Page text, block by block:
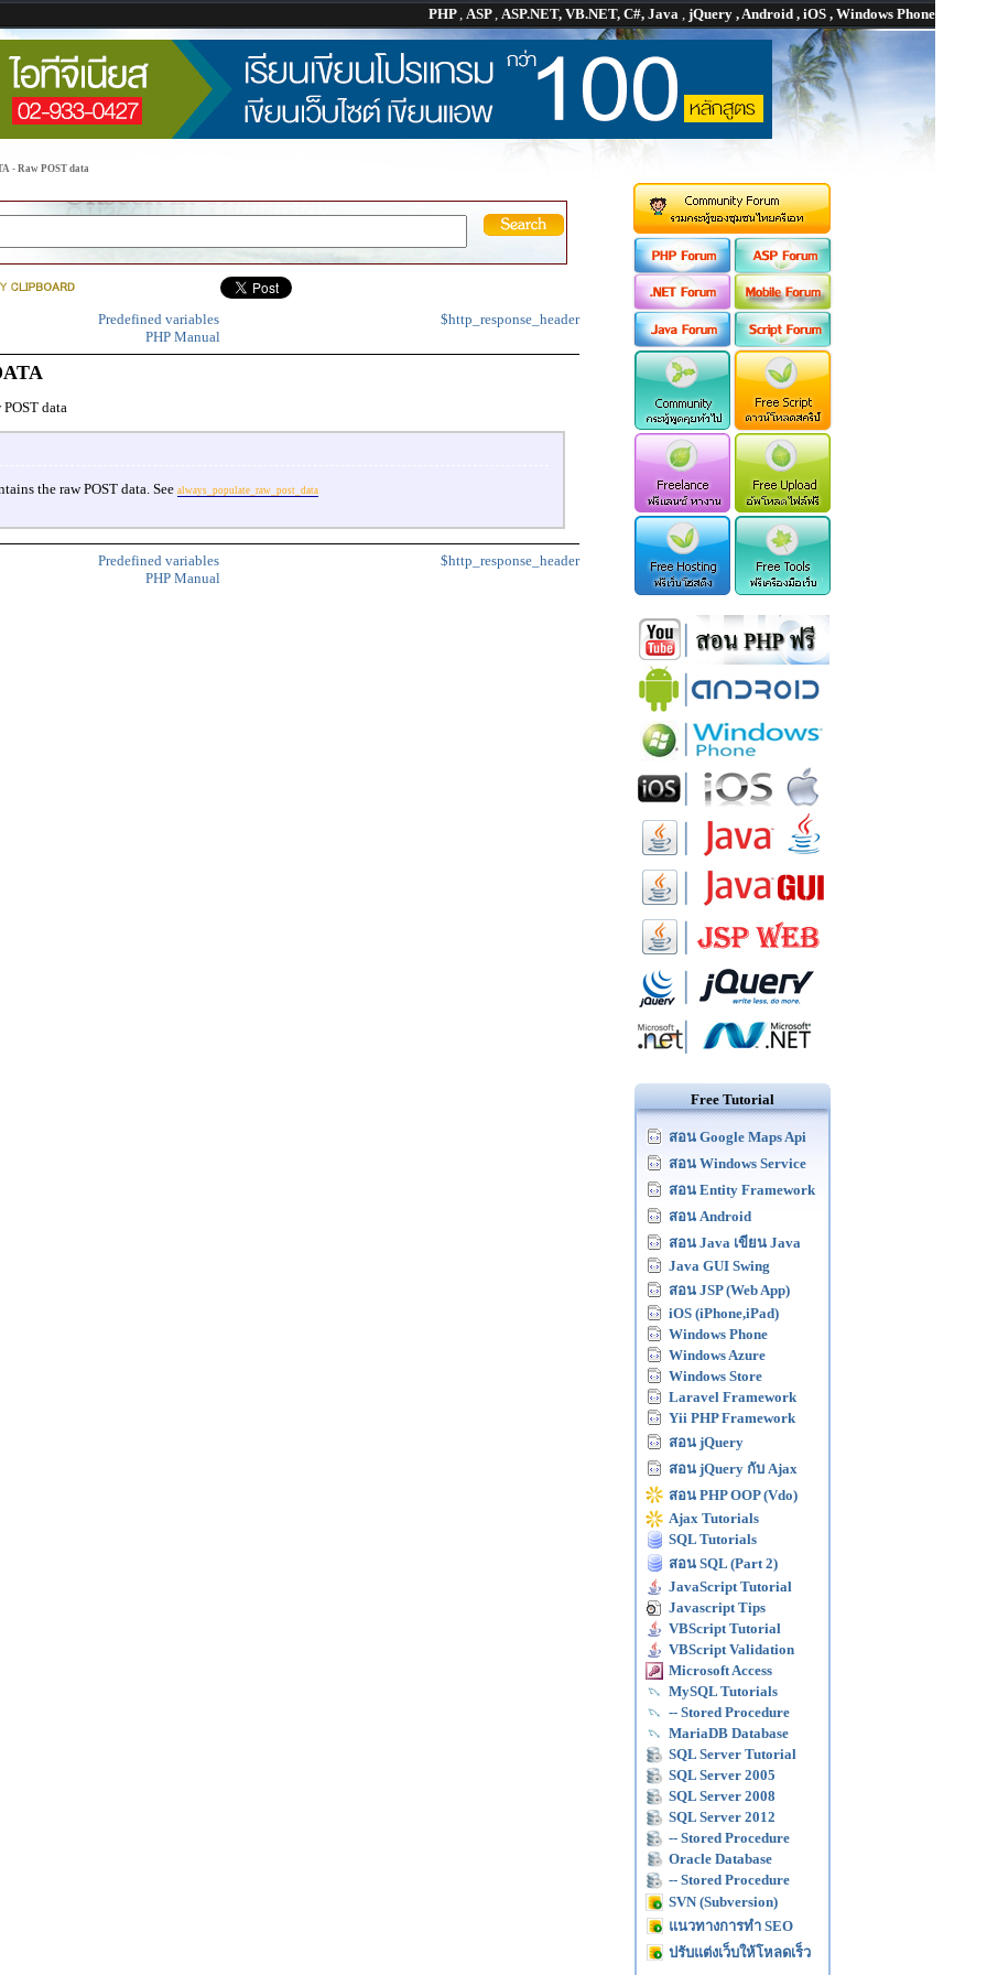
PHP, ASP, ASP.NET, VB.NET, C#, Java , jQuery , Android , iOS , Windows Phone
- Raw POST data
$http_response_header
Predefined variables
PHP Manual
POST data
the raw POST data. See always_populate_raw_post_data
$http_response_header
Predefined variables
PHP Manual
Free Tutorial
สอน Google Maps Api
สอน Windows Service
สอน Entity Framework
สอน Android
สอน Java เขียน Java
Java GUI Swing
สอน JSP (Web App)
iOS (iPhone,iPad)
Windows Phone
Windows Azure
Windows Store
Laravel Framework
Yii PHP Framework
สอน jQuery
สอน jQuery กับ Ajax
สอน PHP OOP (Vdo)
Ajax Tutorials
SQL Tutorials
สอน SQL (Part 2)
JavaScript Tutorial
Javascript Tips
VBScript Tutorial
VBScript Validation
Microsoft Access
MySQL Tutorials
-- Stored Procedure
MariaDB Database
SQL Server Tutorial
SQL Server 2005
SQL Server 2008
SQL Server 2012
-- Stored Procedure
Oracle Database
-- Stored Procedure
SVN (Subversion)
แนวทางการทำ SEO
ปรับแต่งเว็บให้โหลดเร็ว